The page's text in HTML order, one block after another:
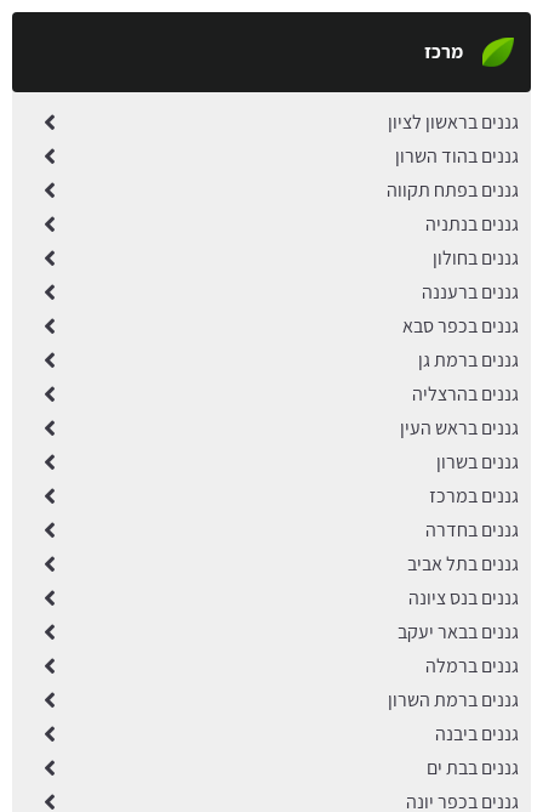
מרכז
גננים בראשון לציון
גננים בהוד השרון
גננים בפתח תקווה
גננים בנתניה
גננים בחולון
גננים ברעננה
גננים בכפר סבא
גננים ברמת גן
גננים בהרצליה
גננים בראש העין
גננים בשרון
גננים במרכז
גננים בחדרה
גננים בתל אביב
גננים בנס ציונה
גננים בבאר יעקב
גננים ברמלה
גננים ברמת השרון
גננים ביבנה
גננים בבת ים
גננים בכפר יונה